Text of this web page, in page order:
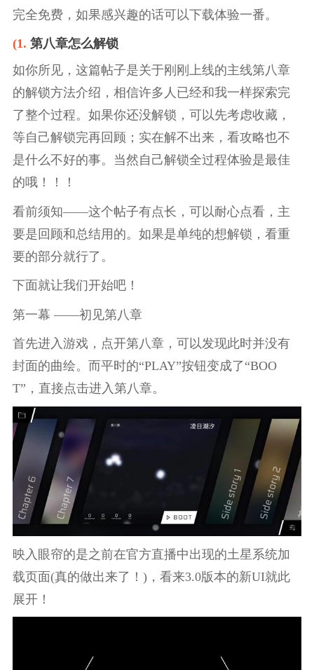
完全免费，如果感兴趣的话可以下载体验一番。
(1. 第八章怎么解锁
如你所见，这篇帖子是关于刚刚上线的主线第八章
的解锁方法介绍，相信许多人已经和我一样探索完
了整个过程。如果你还没解锁，可以先考虑收藏，
等自己解锁完再回顾；实在解不出来，看攻略也不
是什么不好的事。当然自己解锁全过程体验是最佳
的哦！！！
看前须知——这个帖子有点长，可以耐心点看，主
要是回顾和总结用的。如果是单纯的想解锁，看重
要的部分就行了。
下面就让我们开始吧！
第一幕 ——初见第八章
首先进入游戏，点开第八章，可以发现此时并没有
封面的曲绘。而平时的“PLAY”按钮变成了“BOO
T”，直接点击进入第八章。
映入眼帘的是之前在官方直播中出现的土星系统加
载页面(真的做出来了！)，看来3.0版本的新UI就此
展开！